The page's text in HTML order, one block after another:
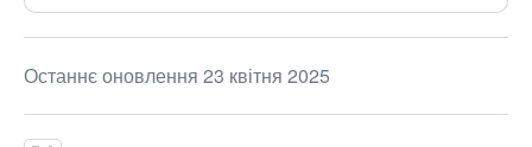
Останнє оновлення 23 квітня 2025